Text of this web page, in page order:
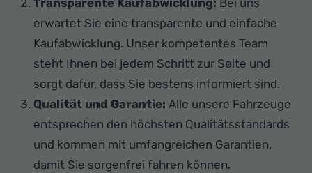
Transparente Kaufabwicklung: Bei uns
erwartet Sie eine transparente und einfache
Kaufabwicklung. Unser kompetentes Team
steht Ihnen bei jedem Schritt zur Seite und
sorgt dafür, dass Sie bestens informiert sind.
Qualität und Garantie: Alle unsere Fahrzeuge
entsprechen den höchsten Qualitätsstandards
und kommen mit umfangreichen Garantien,
damit Sie sorgenfrei fahren können.